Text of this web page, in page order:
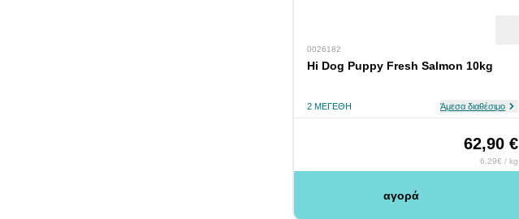
0026182
Hi Dog Puppy Fresh Salmon 10kg
2 ΜΕΓΈΘΗ Άμεσα διαθέσιμο
62,90 €
6.29€ / kg
αγορά